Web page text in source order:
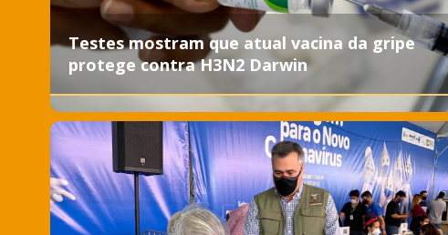
Testes mostram que atual vacina da gripe
protege contra H3N2 Darwin